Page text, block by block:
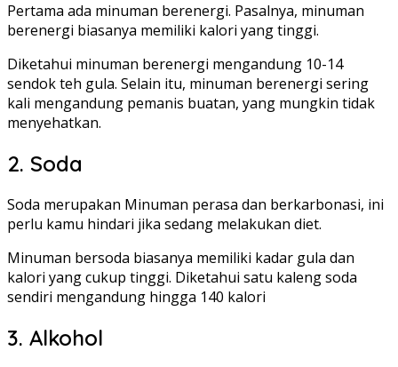
Pertama ada minuman berenergi. Pasalnya, minuman
berenergi biasanya memiliki kalori yang tinggi.
Diketahui minuman berenergi mengandung 10-14
sendok teh gula. Selain itu, minuman berenergi sering
kali mengandung pemanis buatan, yang mungkin tidak
menyehatkan.
2. Soda
Soda merupakan Minuman perasa dan berkarbonasi, ini
perlu kamu hindari jika sedang melakukan diet.
Minuman bersoda biasanya memiliki kadar gula dan
kalori yang cukup tinggi. Diketahui satu kaleng soda
sendiri mengandung hingga 140 kalori
3. Alkohol